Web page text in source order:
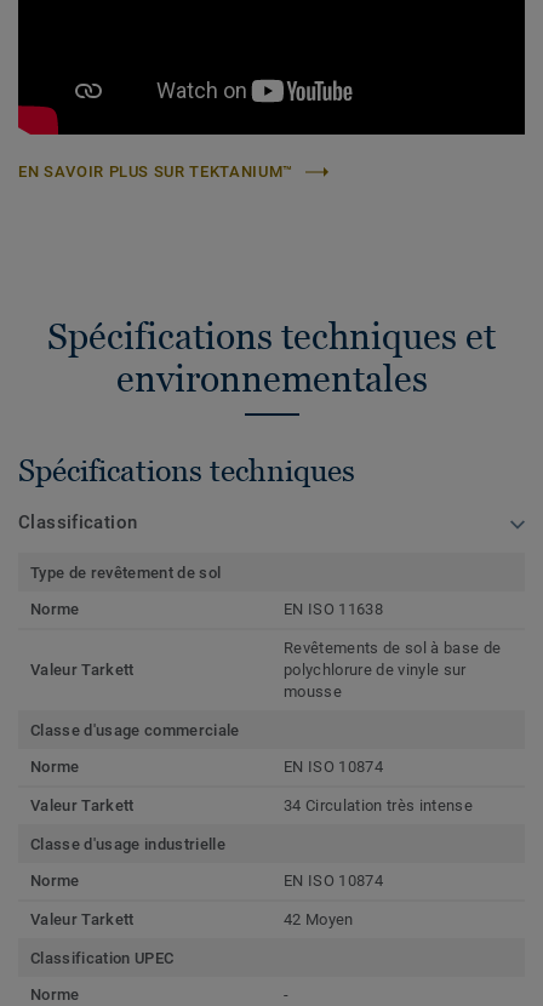
EN SAVOIR PLUS SUR TEKTANIUM™
Spécifications techniques et
environnementales
Spécifications techniques
Classification
Type de revêtement de sol
Norme
EN ISO 11638
Valeur Tarkett
Revêtements de sol à base de
polychlorure de vinyle sur
mousse
Classe d'usage commerciale
Norme
EN ISO 10874
Valeur Tarkett 34 Circulation très intense
Classe d'usage industrielle
Norme
EN ISO 10874
Valeur Tarkett 42 Moyen
Classification UPEC
Norme
-